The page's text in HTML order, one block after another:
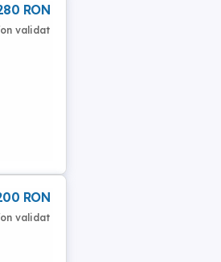
RON
validat
RON
validat